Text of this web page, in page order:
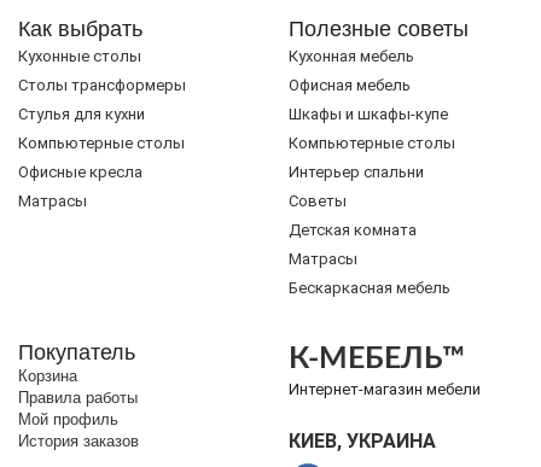
Как выбрать
Кухонные столы
Cтолы трансформеры
Стулья для кухни
Компьютерные столы
Офисные кресла
Матрасы
Полезные советы
Кухонная мебель
Офисная мебель
Шкафы и шкафы-купе
Компьютерные столы
Интерьер спальни
Советы
Детская комната
Матрасы
Бескаркасная мебель
Покупатель
Корзина
Правила работы
Мой профиль
История заказов
К-МЕБЕЛЬ™
Интернет-магазин мебели
КИЕВ, УКРАИНА